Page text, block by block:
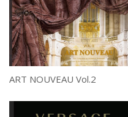
ART NOUVEAU Vol.2